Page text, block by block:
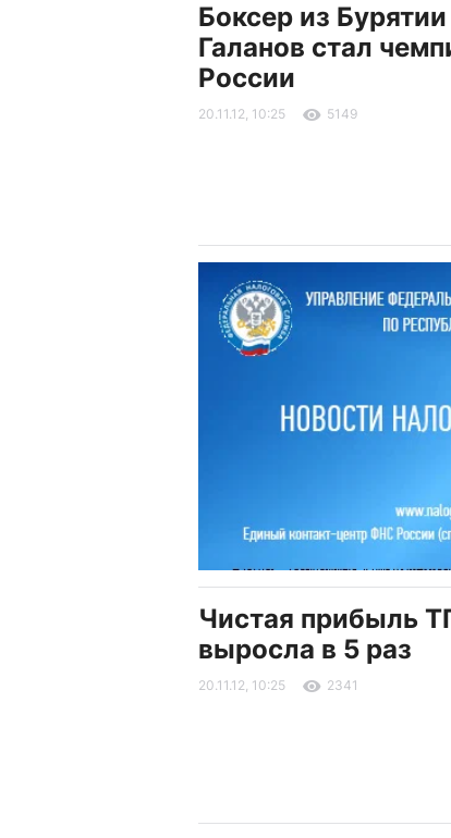
Боксер из
Галанов стал
России
20.11.12, 10:25 5149
Чистая прибыль
выросла в 5 раз
20.11.12, 10:25 2341